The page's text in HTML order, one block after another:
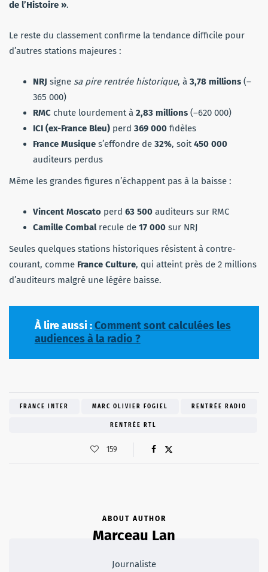
de l’Histoire ».
Le reste du classement confirme la tendance difficile pour
d’autres stations majeures :
NRJ signe sa pire rentrée historique, à 3,78 millions (–
365 000)
RMC chute lourdement à 2,83 millions (–620 000)
ICI (ex-France Bleu) perd 369 000 fidèles
France Musique s’effondre de 32%, soit450 000
auditeurs perdus
Même les grandes figures n’échappent pas à la baisse :
Vincent Moscato perd 63 500 auditeurs sur RMC
Camille Combalrecule de 17 000 sur NRJ
Seules quelques stations historiques résistent à contre-
courant, comme France Culture, qui atteint près de 2 millions
d’auditeurs malgré une légère baisse.
À lire aussi :Comment sont calculées les
audiences à la radio ?
FRANCE INTER MARC OLIVIER FOGIEL RENTRÉE RADIO
RENTRÉE RTL
159
ABOUT AUTHOR
Marceau Lan
Journaliste